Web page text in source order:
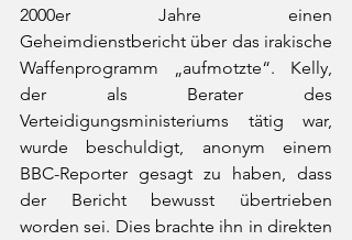
2000er Jahre einen
Geheimdienstbericht über das irakische
Waffenprogramm „aufmotzte“. Kelly,
der als Berater des
Verteidigungsministeriums tätig war,
wurde beschuldigt, anonym einem
BBC-Reporter gesagt zu haben, dass
der Bericht bewusst übertrieben
worden sei. Dies brachte ihn in direkten